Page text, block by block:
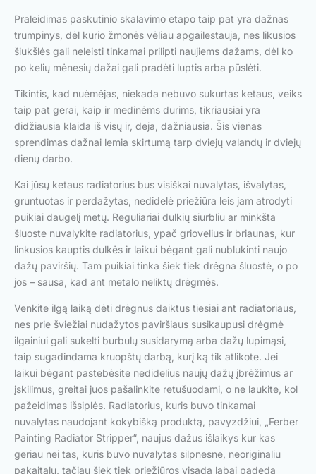
Praleidimas paskutinio skalavimo etapo taip pat yra dažnas
trumpinys, dėl kurio žmonės vėliau apgailestauja, nes likusios
šiukšlės gali neleisti tinkamai prilipti naujiems dažams, dėl ko
po kelių mėnesių dažai gali pradėti luptis arba pūslėti.
Tikintis, kad nuėmėjas, niekada nebuvo sukurtas ketaus, veiks
taip pat gerai, kaip ir medinėms durims, tikriausiai yra
didžiausia klaida iš visų ir, deja, dažniausia. Šis vienas
sprendimas dažnai lemia skirtumą tarp dviejų valandų ir dviejų
dienų darbo.
Kai jūsų ketaus radiatorius bus visiškai nuvalytas, išvalytas,
gruntuotas ir perdažytas, nedidelė priežiūra leis jam atrodyti
puikiai daugelį metų. Reguliariai dulkių siurbliu ar minkšta
šluoste nuvalykite radiatorius, ypač griovelius ir briaunas, kur
linkusios kauptis dulkės ir laikui bėgant gali nublukinti naujo
dažų paviršių. Tam puikiai tinka šiek tiek drėgna šluostė, o po
jos – sausa, kad ant metalo neliktų drėgmės.
Venkite ilgą laiką dėti drėgnus daiktus tiesiai ant radiatoriaus,
nes prie šviežiai nudažytos paviršiaus susikaupusi drėgmė
ilgainiui gali sukelti burbulų susidarymą arba dažų lupimąsi,
taip sugadindama kruopštų darbą, kurį ką tik atlikote. Jei
laikui bėgant pastebėsite nedidelius naujų dažų įbrėžimus ar
įskilimus, greitai juos pašalinkite retušuodami, o ne laukite, kol
pažeidimas išsiplės. Radiatorius, kuris buvo tinkamai
nuvalytas naudojant kokybišką produktą, pavyzdžiui, „Ferber
Painting Radiator Stripper“, naujus dažus išlaikys kur kas
geriau nei tas, kuris buvo nuvalytas silpnesne, neoriginaliu
pakaitalu, tačiau šiek tiek priežiūros visada labai padeda